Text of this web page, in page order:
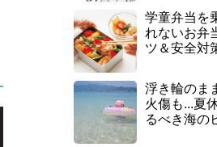
学童弁当を
れないお弁
ツ＆安全対
浮き輪のま
火傷も...夏
るべき海の